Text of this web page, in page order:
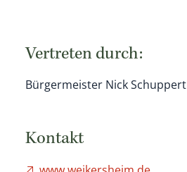
Vertreten durch:
Bürgermeister Nick Schuppert
Kontakt